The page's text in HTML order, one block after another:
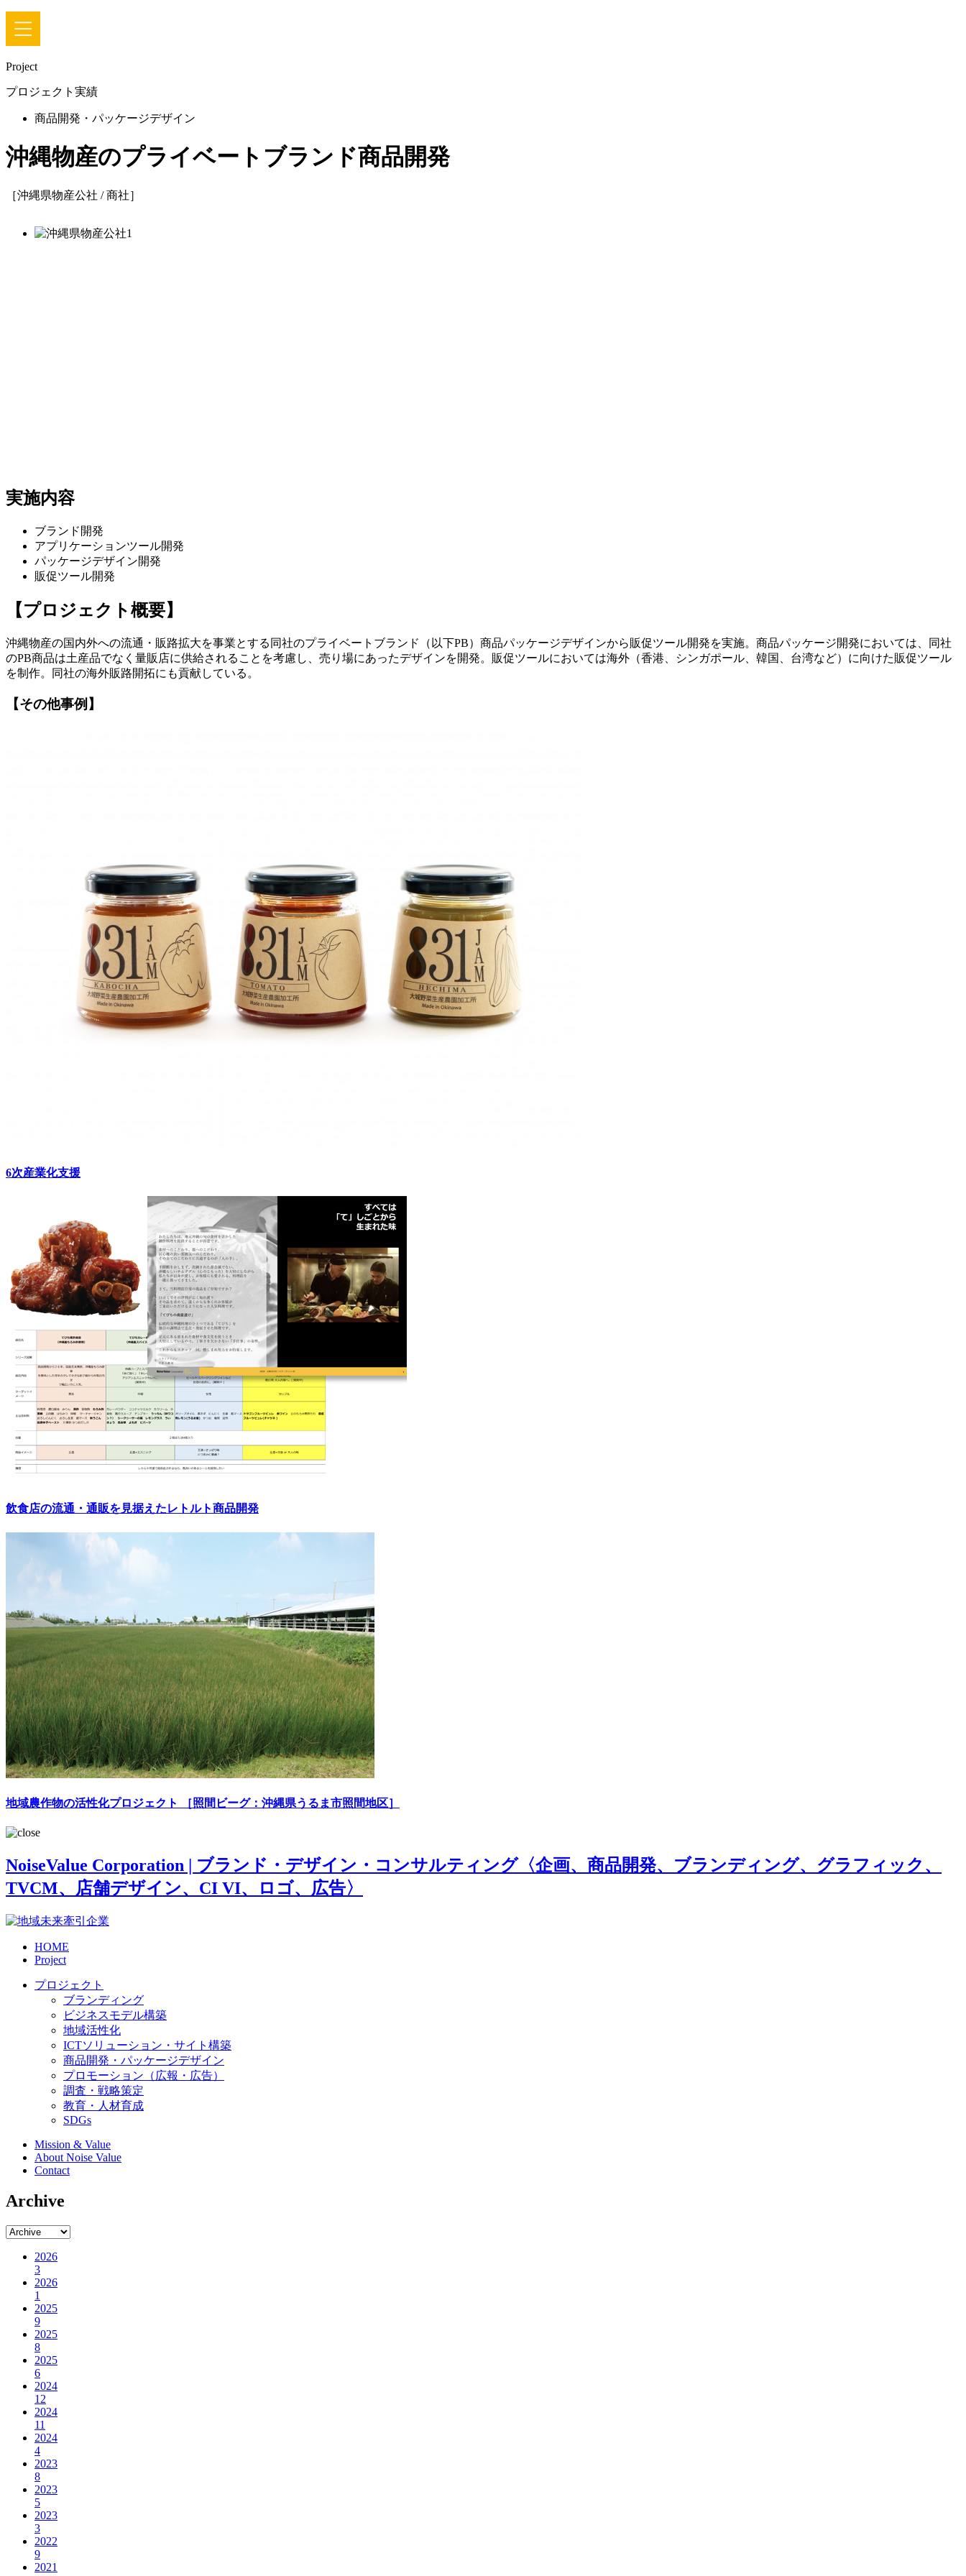
Project
プロジェクト実績
商品開発・パッケージデザイン
沖縄物産のプライベートブランド商品開発
［沖縄県物産公社 / 商社］
実施内容
ブランド開発
アプリケーションツール開発
パッケージデザイン開発
販促ツール開発
【プロジェクト概要】
沖縄物産の国内外への流通・販路拡大を事業とする同社のプライベートブランド（以下PB）商品パッケージデザインから販促ツール開発を実施。商品パッケージ開発においては、同社
のPB商品は土産品でなく量販店に供給されることを考慮し、売り場にあったデザインを開発。販促ツールにおいては海外（香港、シンガポール、韓国、台湾など）に向けた販促ツール
を制作。同社の海外販路開拓にも貢献している。
【その他事例】
6次産業化支援
飲食店の流通・通販を見据えたレトルト商品開発
地域農作物の活性化プロジェクト ［照間ビーグ：沖縄県うるま市照間地区］
NoiseValue Corporation | ブランド・デザイン・コンサルティング〈企画、商品開発、ブランディング、グラフィック、
TVCM、店舗デザイン、CI VI、ロゴ、広告〉
HOME
Project
プロジェクト
ブランディング
ビジネスモデル構築
地域活性化
ICTソリューション・サイト構築
商品開発・パッケージデザイン
プロモーション（広報・広告）
調査・戦略策定
教育・人材育成
SDGs
Mission & Value
About Noise Value
Contact
Archive
2026
3
2026
1
2025
9
2025
8
2025
6
2024
12
2024
11
2024
4
2023
8
2023
5
2023
3
2022
9
2021